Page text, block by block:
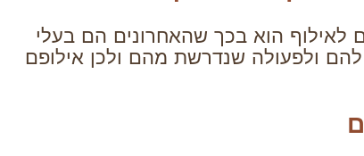
לאילוף הוא בכך שהאחרונים הם בעלי
להם ולפעולה שנדרשת מהם ולכן אילופם